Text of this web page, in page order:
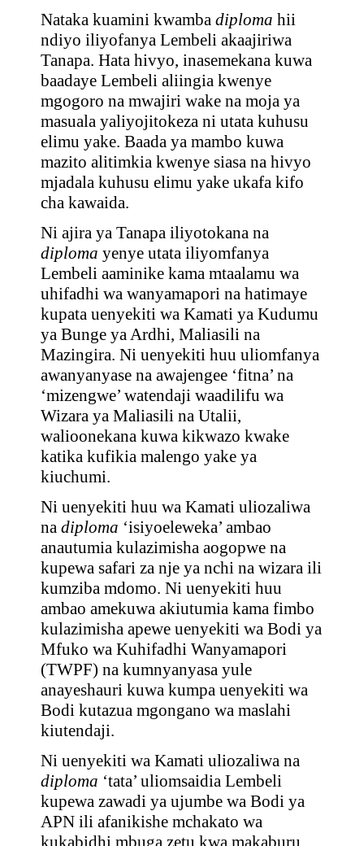
Nataka kuamini kwamba diploma hii
ndiyo iliyofanya Lembeli akaajiriwa
Tanapa. Hata hivyo, inasemekana kuwa
baadaye Lembeli aliingia kwenye
mgogoro na mwajiri wake na moja ya
masuala yaliyojitokeza ni utata kuhusu
elimu yake. Baada ya mambo kuwa
mazito alitimkia kwenye siasa na hivyo
mjadala kuhusu elimu yake ukafa kifo
cha kawaida.
Ni ajira ya Tanapa iliyotokana na
diploma yenye utata iliyomfanya
Lembeli aaminike kama mtaalamu wa
uhifadhi wa wanyamapori na hatimaye
kupata uenyekiti wa Kamati ya Kudumu
ya Bunge ya Ardhi, Maliasili na
Mazingira. Ni uenyekiti huu uliomfanya
awanyanyase na awajengee ‘fitna’ na
‘mizengwe’ watendaji waadilifu wa
Wizara ya Maliasili na Utalii,
walioonekana kuwa kikwazo kwake
katika kufikia malengo yake ya
kiuchumi.
Ni uenyekiti huu wa Kamati uliozaliwa
na diploma ‘isiyoeleweka’ ambao
anautumia kulazimisha aogopwe na
kupewa safari za nje ya nchi na wizara ili
kumziba mdomo. Ni uenyekiti huu
ambao amekuwa akiutumia kama fimbo
kulazimisha apewe uenyekiti wa Bodi ya
Mfuko wa Kuhifadhi Wanyamapori
(TWPF) na kumnyanyasa yule
anayeshauri kuwa kumpa uenyekiti wa
Bodi kutazua mgongano wa maslahi
kiutendaji.
Ni uenyekiti wa Kamati uliozaliwa na
diploma ‘tata’ uliomsaidia Lembeli
kupewa zawadi ya ujumbe wa Bodi ya
APN ili afanikishe mchakato wa
kukabidhi mbuga zetu kwa makaburu